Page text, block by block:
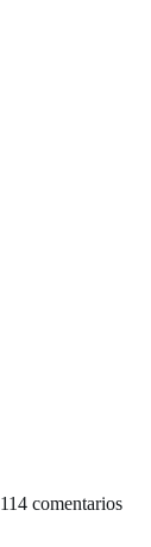
114 comentarios